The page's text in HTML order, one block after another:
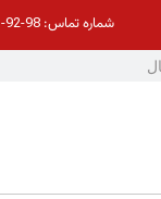
شماره تماس: 98-92-09195124491